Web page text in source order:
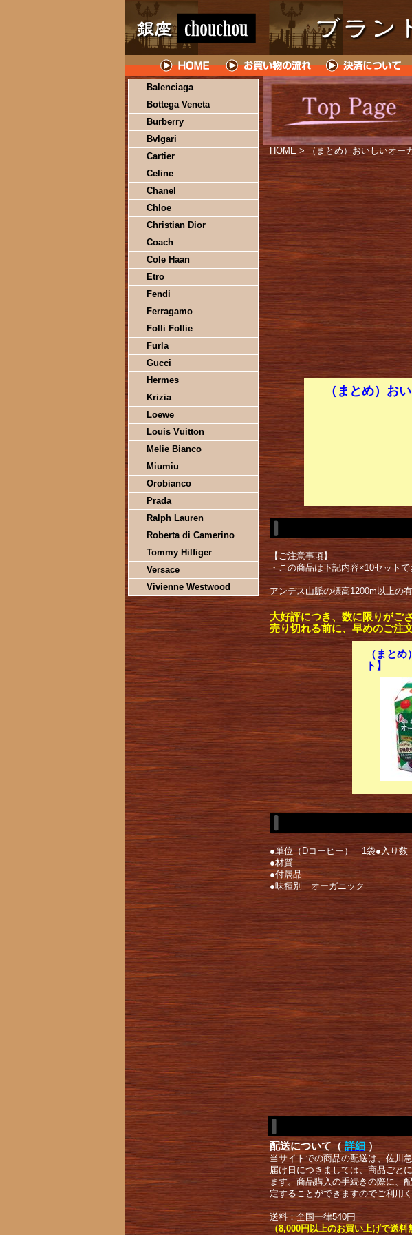
Balenciaga
Bottega Veneta
Burberry
Bvlgari
Cartier
Celine
Chanel
Chloe
Christian Dior
Coach
Cole Haan
Etro
Fendi
Ferragamo
Folli Follie
Furla
Gucci
Hermes
Krizia
Loewe
Louis Vuitton
Melie Bianco
Miumiu
Orobianco
Prada
Ralph Lauren
Roberta di Camerino
Tommy Hilfiger
Versace
Vivienne Westwood
HOME > （まとめ）おいしいオー
（まとめ）お
【ご注意事項】
・この商品は下記内容×10セットで
アンデス山脈の標高1200m以上の
大好評につき、数に限りがご
売り切れる前に、早めのご注
（まと
ト】
●単位（Dコーヒー） 1袋●入り
●材質
●付属品
●味種別 オーガニック
配送について（ 詳細 ）
当サイトでの商品の配送は、佐川
届け日につきましては、商品ごと
ます。商品購入の手続きの際に、
定することができますのでご利用
送料：全国一律540円
（8,000円以上のお買い上げで送料